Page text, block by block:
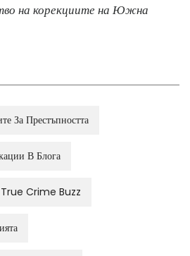
на корекциите на Южна
За Престъпността
В Блога
True Crime Buzz